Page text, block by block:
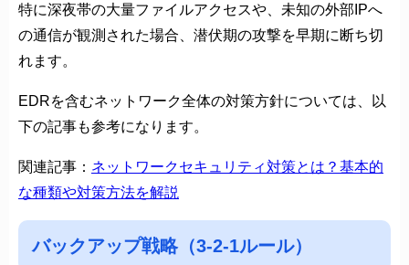
特に深夜帯の大量ファイルアクセスや、未知の外部IPへ
の通信が観測された場合、潜伏期の攻撃を早期に断ち切
れます。
EDRを含むネットワーク全体の対策方針については、以
下の記事も参考になります。
関連記事： ネットワークセキュリティ対策とは？基本的
な種類や対策方法を解説
バックアップ戦略（3-2-1ルール）